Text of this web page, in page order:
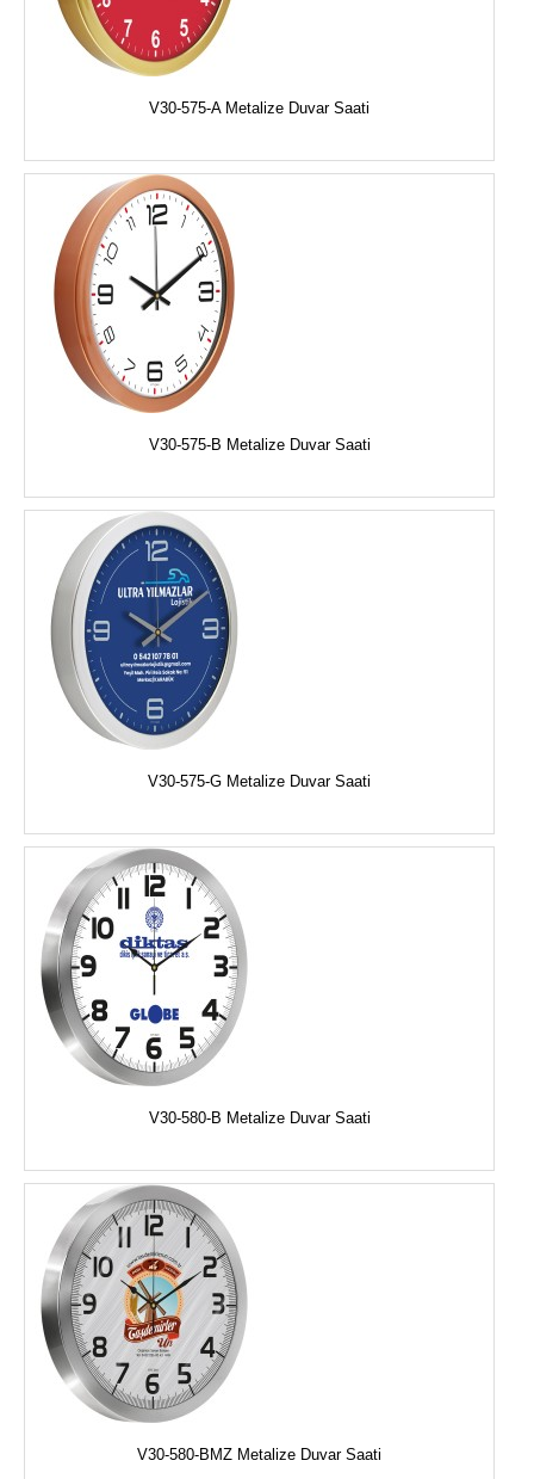
V30-575-A Metalize Duvar Saati
V30-575-B Metalize Duvar Saati
V30-575-G Metalize Duvar Saati
V30-580-B Metalize Duvar Saati
V30-580-BMZ Metalize Duvar Saati